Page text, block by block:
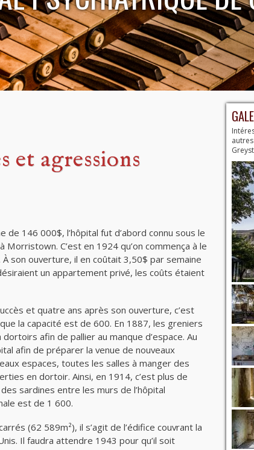
et agressions
146 000$, l’hôpital fut d’abord connu sous le
C’est en 1924 qu’on commença à le
son ouverture, il en coûtait 3,50$ par semaine
un appartement privé, les coûts étaient
et quatre ans après son ouverture, c’est
la capacité est de 600. En 1887, les greniers
afin de pallier au manque d’espace. Au
afin de préparer la venue de nouveaux
espaces, toutes les salles à manger des
en dortoir. Ainsi, en 1914, c’est plus de
sardines entre les murs de l’hôpital
est de 1 600.
(62 589m²), il s’agit de l’édifice couvrant la
Il faudra attendre 1943 pour qu’il soit